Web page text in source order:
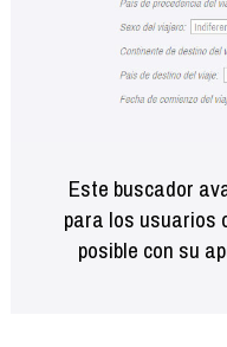
Este buscador
para los usuarios
posible con su